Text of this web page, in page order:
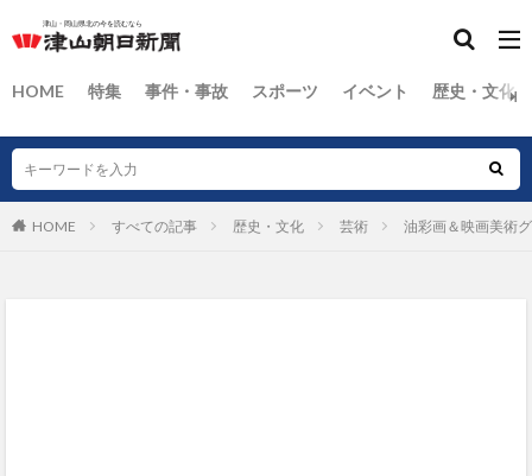
HOME 特集 事件・事故 スポーツ イベント 歴史・文化
HOME すべての記事 歴史・文化 芸術 油彩画＆映画美術